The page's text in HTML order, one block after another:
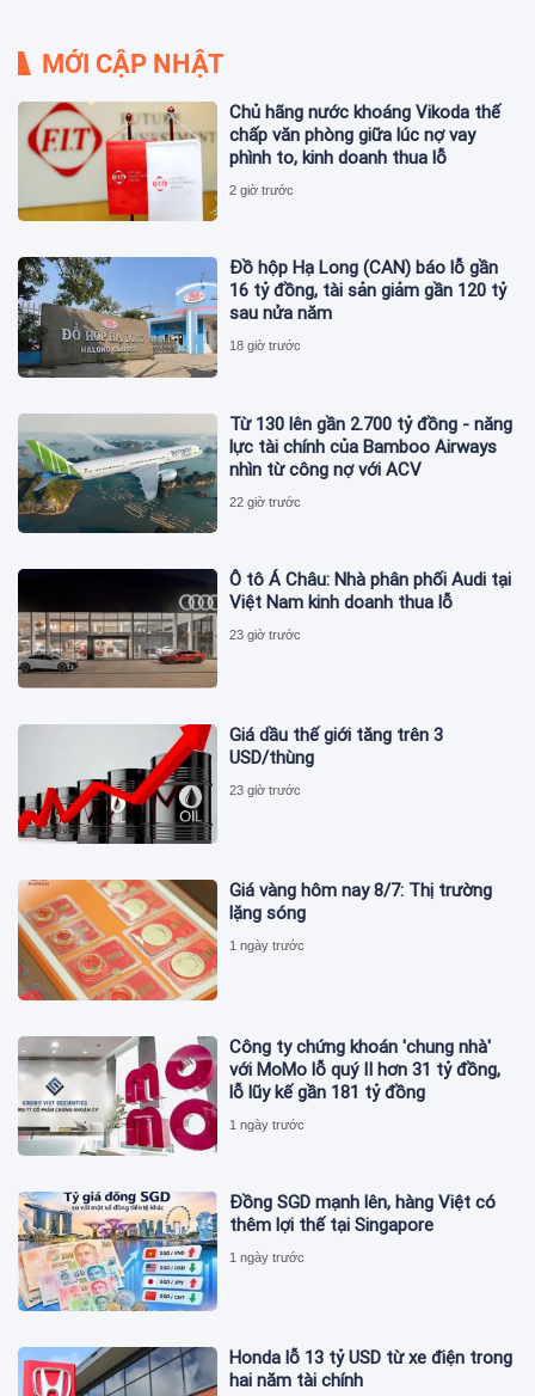
MỚI CẬP NHẬT
Chủ hãng nước khoáng Vikoda thế
chấp văn phòng giữa lúc nợ vay
phình to, kinh doanh thua lỗ
2 giờ trước
Đồ hộp Hạ Long (CAN) báo lỗ gần
16 tỷ đồng, tài sản giảm gần 120 tỷ
sau nửa năm
18 giờ trước
Từ 130 lên gần 2.700 tỷ đồng - năng
lực tài chính của Bamboo Airways
nhìn từ công nợ với ACV
22 giờ trước
Ô tô Á Châu: Nhà phân phối Audi tại
Việt Nam kinh doanh thua lỗ
23 giờ trước
Giá dầu thế giới tăng trên 3
USD/thùng
23 giờ trước
Giá vàng hôm nay 8/7: Thị trường
lặng sóng
1 ngày trước
Công ty chứng khoán 'chung nhà'
với MoMo lỗ quý II hơn 31 tỷ đồng,
lỗ lũy kế gần 181 tỷ đồng
1 ngày trước
Đồng SGD mạnh lên, hàng Việt có
thêm lợi thế tại Singapore
1 ngày trước
Honda lỗ 13 tỷ USD từ xe điện trong
hai năm tài chính